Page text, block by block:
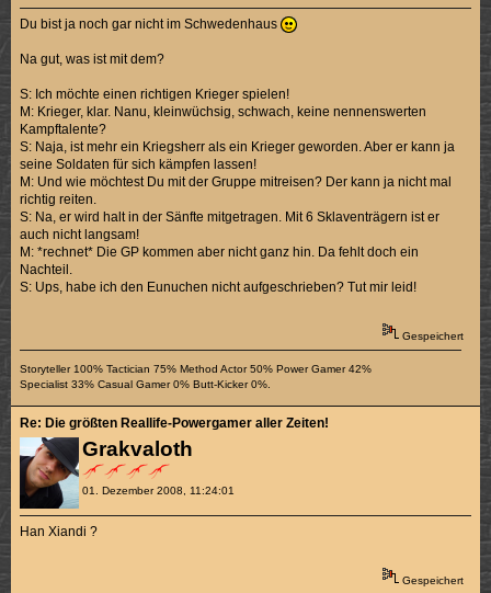
Du bist ja noch gar nicht im Schwedenhaus
Na gut, was ist mit dem?
S: Ich möchte einen richtigen Krieger spielen!
M: Krieger, klar. Nanu, kleinwüchsig, schwach, keine nennenswerten
Kampftalente?
S: Naja, ist mehr ein Kriegsherr als ein Krieger geworden. Aber er kann ja
seine Soldaten für sich kämpfen lassen!
M: Und wie möchtest Du mit der Gruppe mitreisen? Der kann ja nicht mal
richtig reiten.
S: Na, er wird halt in der Sänfte mitgetragen. Mit 6 Sklaventrägern ist er
auch nicht langsam!
M: *rechnet* Die GP kommen aber nicht ganz hin. Da fehlt doch ein
Nachteil.
S: Ups, habe ich den Eunuchen nicht aufgeschrieben? Tut mir leid!
Gespeichert
Storyteller 100% Tactician 75% Method Actor 50% Power Gamer 42%
Specialist 33% Casual Gamer 0% Butt-Kicker 0%.
Grakvaloth
01. Dezember 2008, 11:24:01
Re: Die größten Reallife-Powergamer aller Zeiten!
Han Xiandi ?
Gespeichert